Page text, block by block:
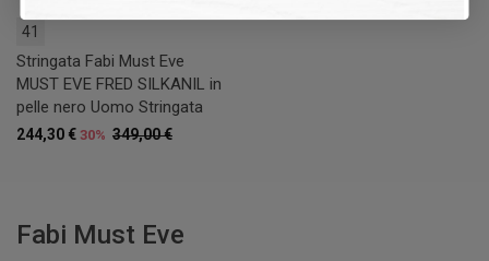
41
Stringata Fabi Must Eve
MUST EVE FRED SILKANIL in
pelle nero Uomo Stringata
349,00 €
244,30 € 30%
Fabi Must Eve